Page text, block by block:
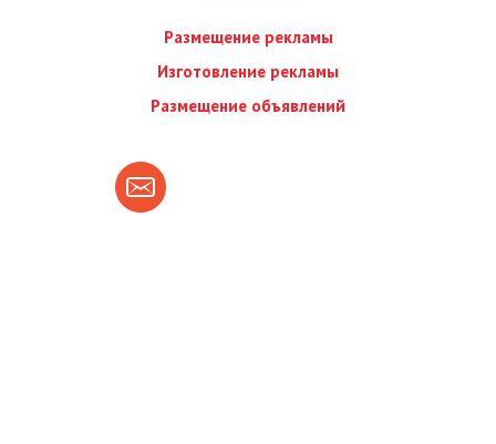
Размещение рекламы
Изготовление рекламы
Размещение объявлений